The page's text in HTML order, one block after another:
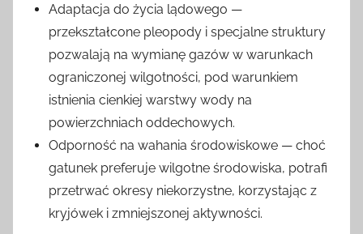
Adaptacja do życia lądowego —
przekształcone pleopody i specjalne struktury
pozwalają na wymianę gazów w warunkach
ograniczonej wilgotności, pod warunkiem
istnienia cienkiej warstwy wody na
powierzchniach oddechowych.
Odporność na wahania środowiskowe — choć
gatunek preferuje wilgotne środowiska, potrafi
przetrwać okresy niekorzystne, korzystając z
kryjówek i zmniejszonej aktywności.